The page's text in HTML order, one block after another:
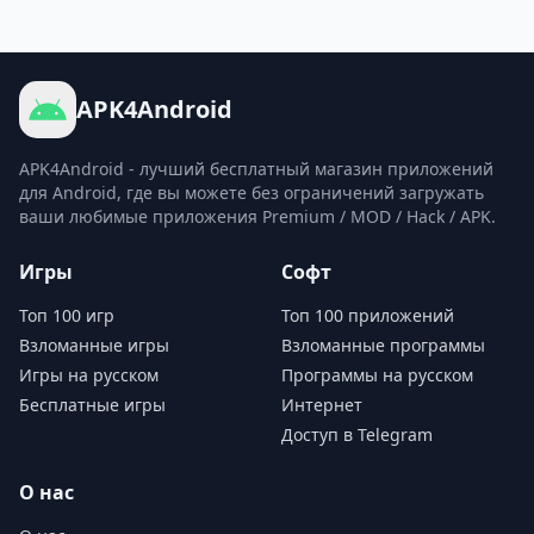
APK4Android
APK4Android - лучший бесплатный магазин приложений
для Android, где вы можете без ограничений загружать
ваши любимые приложения Premium / MOD / Hack / APK.
Игры
Топ 100 игр
Взломанные игры
Игры на русском
Бесплатные игры
Софт
Топ 100 приложений
Взломанные программы
Программы на русском
Интернет
Доступ в Telegram
О нас